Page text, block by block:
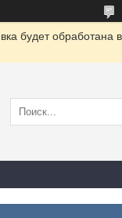
будет обработана